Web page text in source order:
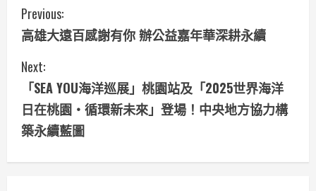
C
o
n
t
i
n
Previous:
高雄大遠百感謝有你 辦公益嘉年華深耕永續
Next:
「SEA YOU海洋巡展」桃園站及「2025世界海洋
日在桃園・循環新未來」登場！中央地方協力構
築永續藍圖